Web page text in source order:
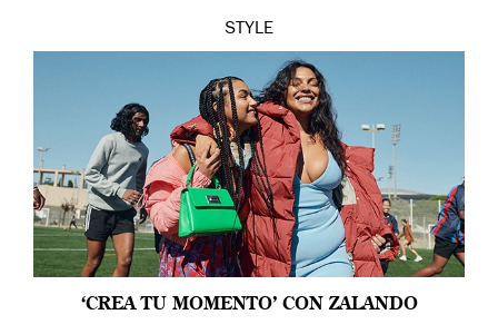
STYLE
‘CREA TU MOMENTO’ CON ZALANDO